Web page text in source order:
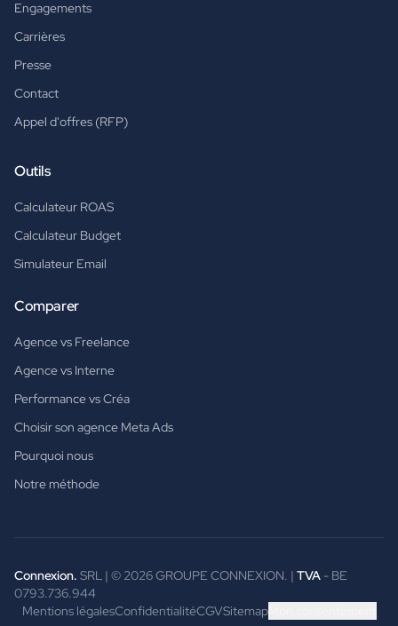
Engagements
Carrières
Presse
Contact
Appel d'offres (RFP)
Outils
Calculateur ROAS
Calculateur Budget
Simulateur Email
Comparer
Agence vs Freelance
Agence vs Interne
Performance vs Créa
Choisir son agence Meta Ads
Pourquoi nous
Notre méthode
Connexion. SRL | © 2026GROUPE CONNEXION. | TVA - BE
0793.736.944
Mentions légalesConfidentialitéCGVSitemapMon consentement